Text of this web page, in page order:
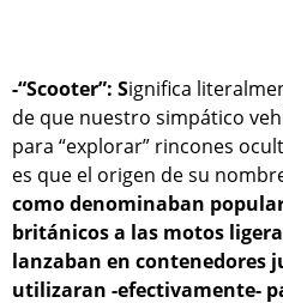
-“Scooter”: Significa
de que nuestro simpático
para “explorar” rincones
es que el origen de su
como denominaban
británicos a las motos
lanzaban en contenedores
utilizaran -efectivamente-